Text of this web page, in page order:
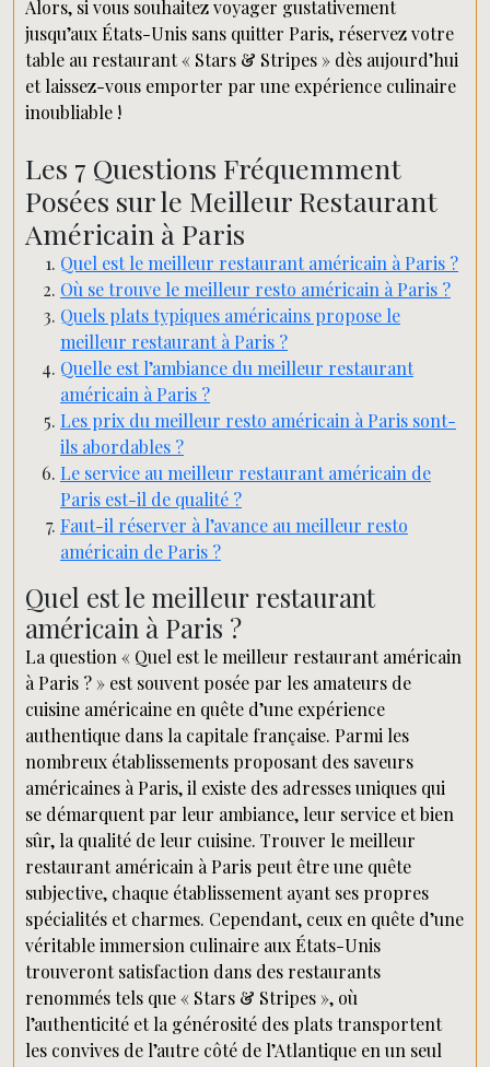
Alors, si vous souhaitez voyager gustativement
jusqu’aux États-Unis sans quitter Paris, réservez votre
table au restaurant « Stars & Stripes » dès aujourd’hui
et laissez-vous emporter par une expérience culinaire
inoubliable !
Les 7 Questions Fréquemment
Posées sur le Meilleur Restaurant
Américain à Paris
Quel est le meilleur restaurant américain à Paris ?
Où se trouve le meilleur resto américain à Paris ?
Quels plats typiques américains propose le
meilleur restaurant à Paris ?
Quelle est l’ambiance du meilleur restaurant
américain à Paris ?
Les prix du meilleur resto américain à Paris sont-
ils abordables ?
Le service au meilleur restaurant américain de
Paris est-il de qualité ?
Faut-il réserver à l’avance au meilleur resto
américain de Paris ?
Quel est le meilleur restaurant
américain à Paris ?
La question « Quel est le meilleur restaurant américain
à Paris ? » est souvent posée par les amateurs de
cuisine américaine en quête d’une expérience
authentique dans la capitale française. Parmi les
nombreux établissements proposant des saveurs
américaines à Paris, il existe des adresses uniques qui
se démarquent par leur ambiance, leur service et bien
sûr, la qualité de leur cuisine. Trouver le meilleur
restaurant américain à Paris peut être une quête
subjective, chaque établissement ayant ses propres
spécialités et charmes. Cependant, ceux en quête d’une
véritable immersion culinaire aux États-Unis
trouveront satisfaction dans des restaurants
renommés tels que « Stars & Stripes », où
l’authenticité et la générosité des plats transportent
les convives de l’autre côté de l’Atlantique en un seul